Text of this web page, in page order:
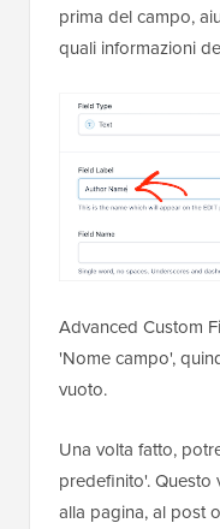
prima del campo,
quali informazioni
Advanced Custom
'Nome campo',
vuoto.
Una volta fatto,
predefinito'. Questo
alla pagina, al post